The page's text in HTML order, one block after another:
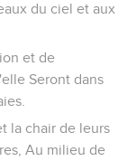
du ciel et aux
et de
Seront dans
la chair de leurs
Au milieu de